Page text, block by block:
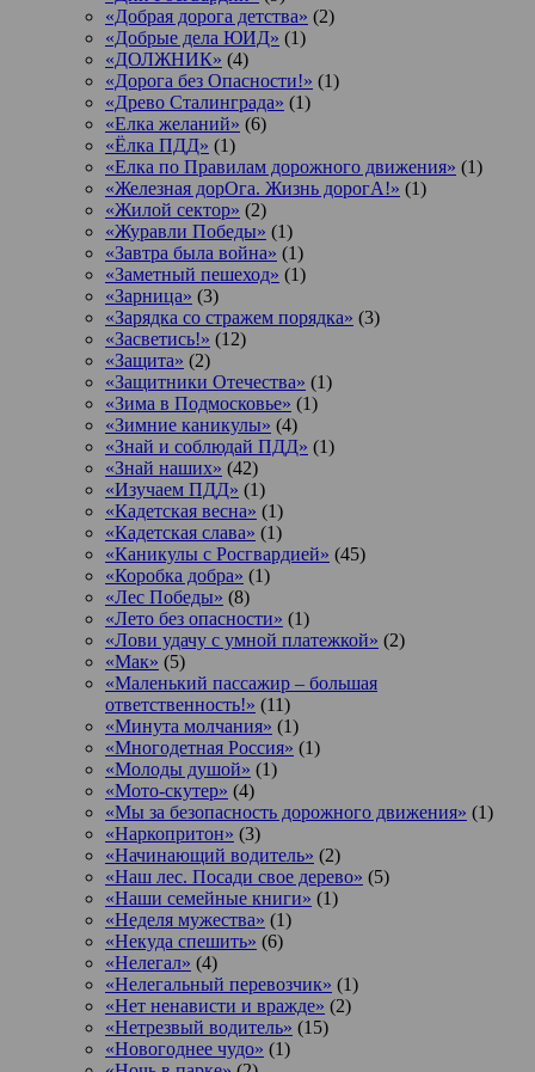
«Добрая дорога детства» (2)
«Добрые дела ЮИД» (1)
«ДОЛЖНИК» (4)
«Дорога без Опасности!» (1)
«Древо Сталинграда» (1)
«Елка желаний» (6)
«Ёлка ПДД» (1)
«Елка по Правилам дорожного движения» (1)
«Железная дорОга. Жизнь дорогА!» (1)
«Жилой сектор» (2)
«Журавли Победы» (1)
«Завтра была война» (1)
«Заметный пешеход» (1)
«Зарница» (3)
«Зарядка со стражем порядка» (3)
«Засветись!» (12)
«Защита» (2)
«Защитники Отечества» (1)
«Зима в Подмосковье» (1)
«Зимние каникулы» (4)
«Знай и соблюдай ПДД» (1)
«Знай наших» (42)
«Изучаем ПДД» (1)
«Кадетская весна» (1)
«Кадетская слава» (1)
«Каникулы с Росгвардией» (45)
«Коробка добра» (1)
«Лес Победы» (8)
«Лето без опасности» (1)
«Лови удачу с умной платежкой» (2)
«Мак» (5)
«Маленький пассажир – большая
ответственность!» (11)
«Минута молчания» (1)
«Многодетная Россия» (1)
«Молоды душой» (1)
«Мото-скутер» (4)
«Мы за безопасность дорожного движения» (1)
«Наркопритон» (3)
«Начинающий водитель» (2)
«Наш лес. Посади свое дерево» (5)
«Наши семейные книги» (1)
«Неделя мужества» (1)
«Некуда спешить» (6)
«Нелегал» (4)
«Нелегальный перевозчик» (1)
«Нет ненависти и вражде» (2)
«Нетрезвый водитель» (15)
«Новогоднее чудо» (1)